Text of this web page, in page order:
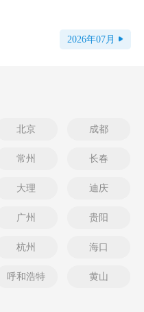
2026年07月
北京 成都
常州 长春
大理 迪庆
广州 贵阳
杭州 海口
呼和浩特 黄山